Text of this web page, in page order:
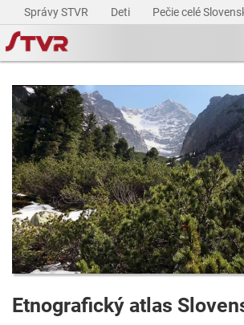
Správy STVR Deti Pečie celé
Etnografický atlas